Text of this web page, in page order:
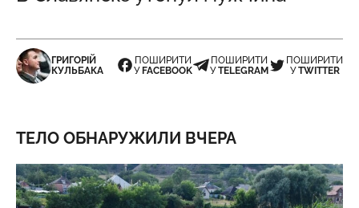
ГРИГОРІЙ
КУЛЬБАКА
ПОШИРИТИ
У FACEBOOK
ПОШИРИТИ
УTELEGRAM
ПОШИРИТИ
УTWITTER
ТЕЛО ОБНАРУЖИЛИ ВЧЕРА